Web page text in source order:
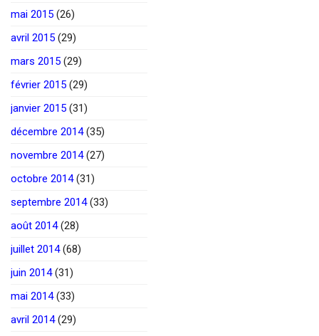
mai 2015 (26)
avril 2015 (29)
mars 2015 (29)
février 2015 (29)
janvier 2015 (31)
décembre 2014(35)
novembre 2014(27)
octobre 2014(31)
septembre 2014(33)
août 2014(28)
juillet 2014(68)
juin 2014(31)
mai 2014(33)
avril 2014(29)